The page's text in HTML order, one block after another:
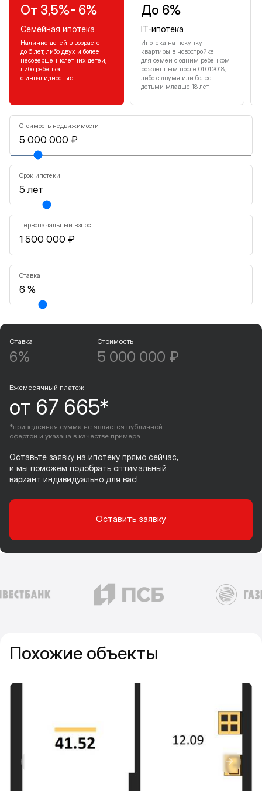
От 3,5%- 6%
Семейная ипотека
Наличие детей в возрасте
до 6 лет, либо двух и более
несовершеннолетних детей,
либо ребенка
с инвалидностью.
До 6%
IT-ипотека
Ипотека на покупку
квартиры в новостройке
для семей с одним ребенком
рожденным после 01.01.2018,
либо с двумя или более
детьми младше 18 лет
Стоимость недвижимости
Срок ипотеки
Первоначальный взнос
Ставка
Ставка
6%
Стоимость
5 000 000 ₽
Ежемесячный платеж
от 67 665*
*приведенная сумма не является публичной
офертой и указана в качестве примера
Оставьте заявку на ипотеку прямо сейчас,
и мы поможем подобрать оптимальный
вариант индивидуально для вас!
Оставить заявку
Похожие объекты